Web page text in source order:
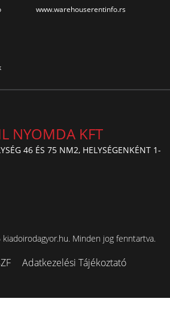
www.warehouserentinfo.rs
NYOMDA KFT
46 ÉS 75 NM2, HELYSÉGENKÉNT 1-
Minden jog fenntartva.
Adatkezelési Tájékoztató